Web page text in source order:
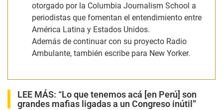
otorgado por la Columbia Journalism School a
periodistas que fomentan el entendimiento entre
América Latina y Estados Unidos.
Además de continuar con su proyecto Radio
Ambulante, también escribe para New Yorker.
LEE MÁS: “Lo que tenemos acá [en Perú] son
grandes mafias ligadas a un Congreso inútil”